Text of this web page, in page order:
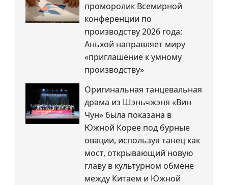
проморолик Всемирной
конференции по
производству 2026 года:
Аньхой направляет миру
«приглашение к умному
производству»
Оригинальная танцевальная
драма из Шэньчжэня «Вин
Чун» была показана в
Южной Корее под бурные
овации, используя танец как
мост, открывающий новую
главу в культурном обмене
между Китаем и Южной